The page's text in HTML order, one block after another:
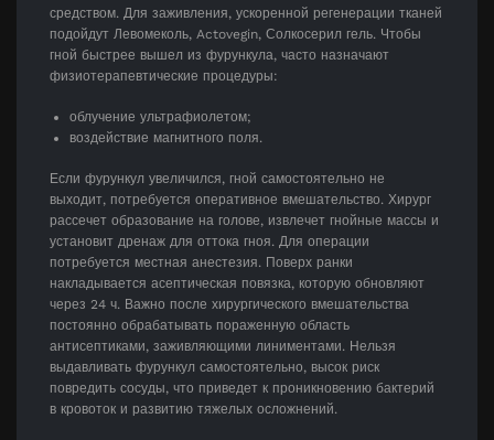
средством. Для заживления, ускоренной регенерации тканей
подойдут Левомеколь, Actovegin, Солкосерил гель. Чтобы
гной быстрее вышел из фурункула, часто назначают
физиотерапевтические процедуры:
облучение ультрафиолетом;
воздействие магнитного поля.
Если фурункул увеличился, гной самостоятельно не
выходит, потребуется оперативное вмешательство. Хирург
рассечет образование на голове, извлечет гнойные массы и
установит дренаж для оттока гноя. Для операции
потребуется местная анестезия. Поверх ранки
накладывается асептическая повязка, которую обновляют
через 24 ч. Важно после хирургического вмешательства
постоянно обрабатывать пораженную область
антисептиками, заживляющими линиментами. Нельзя
выдавливать фурункул самостоятельно, высок риск
повредить сосуды, что приведет к проникновению бактерий
в кровоток и развитию тяжелых осложнений.